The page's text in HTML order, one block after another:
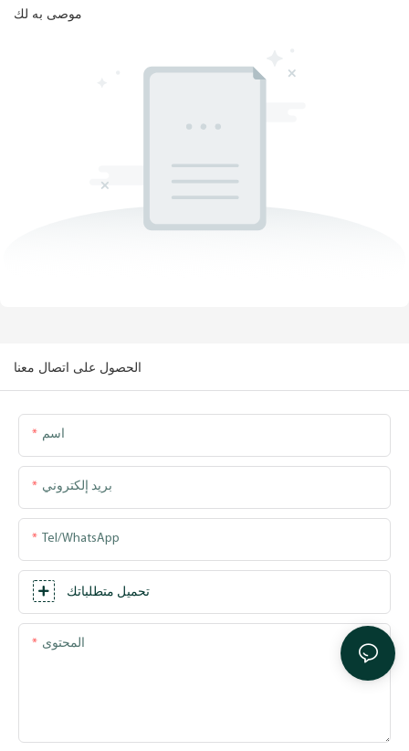
موصى به لك
الحصول على اتصال معنا
اسم
بريد إلكتروني
Tel/WhatsApp
تحميل متطلباتك
المحتوى